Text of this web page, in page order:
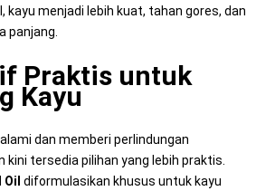
kayu menjadi lebih kuat, tahan gores, dan
panjang.
Praktis untuk
Kayu
dan memberi perlindungan
kini tersedia pilihan yang lebih praktis.
Oil diformulasikan khusus untuk kayu